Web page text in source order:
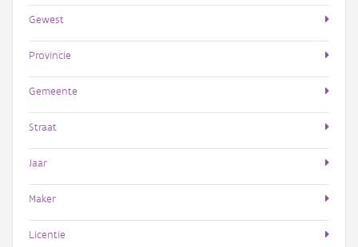
Gewest
Provincie
Gemeente
Straat
Jaar
Maker
Licentie